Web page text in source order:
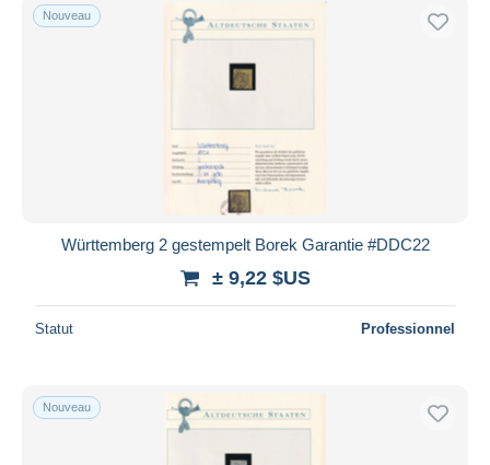
Nouveau
Württemberg 2 gestempelt Borek Garantie #DDC22
± 9,22 $US
Statut Professionnel
Nouveau